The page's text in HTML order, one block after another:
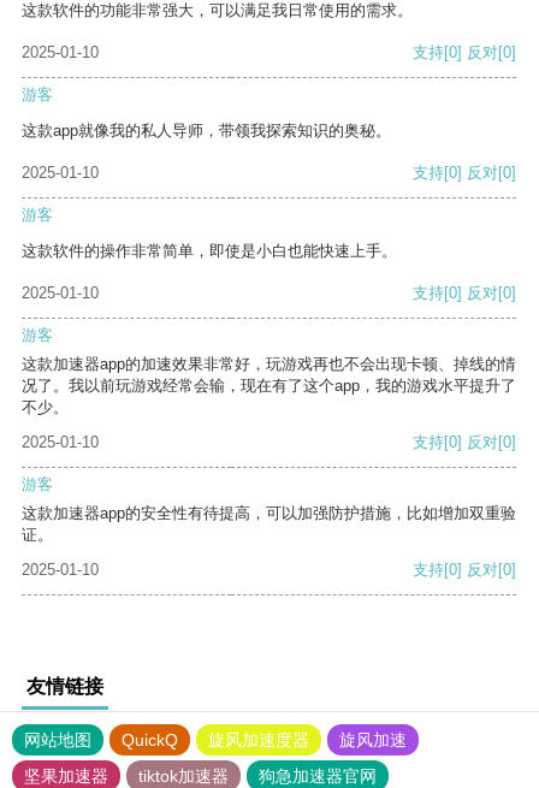
这款软件的功能非常强大，可以满足我日常使用的需求。
2025-01-10 支持[0] 反对[0]
游客
这款app就像我的私人导师，带领我探索知识的奥秘。
2025-01-10 支持[0] 反对[0]
游客
这款软件的操作非常简单，即使是小白也能快速上手。
2025-01-10 支持[0] 反对[0]
游客
这款加速器app的加速效果非常好，玩游戏再也不会出现卡顿、掉线的情
况了。我以前玩游戏经常会输，现在有了这个app，我的游戏水平提升了
不少。
2025-01-10
支持[0] 反对[0]
游客
这款加速器app的安全性有待提高，可以加强防护措施，比如增加双重验
证。
2025-01-10
支持[0] 反对[0]
友情链接
网站地图 QuickQ 旋风加速度器
旋风加速
坚果加速器
tiktok加速器
狗急加速器官网